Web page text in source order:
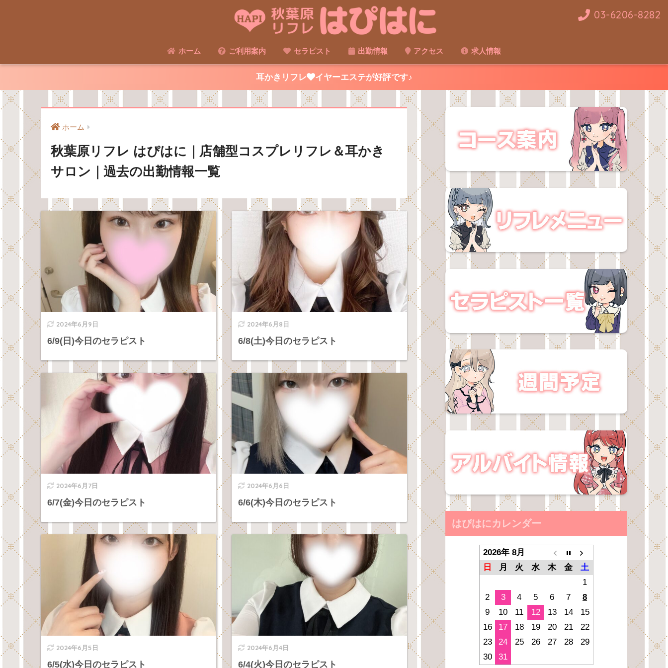
ホーム ご利用案内 セラピスト 出勤情報 アクセス 求人情報
03-6206-8282
耳かきリフレ イヤーエステが好評です♪
ホーム
秋葉原リフレ はぴはに｜店舗型コスプレリフレ＆耳かき
サロン｜過去の出勤情報一覧
2024年6月9日
6/9(日)今日のセラピスト
2024年6月8日
6/8(土)今日のセラピスト
2024年6月7日
6/7(金)今日のセラピスト
2024年6月6日
6/6(木)今日のセラピスト
2024年6月5日
6/5(水)今日のセラピスト
2024年6月4日
6/4(火)今日のセラピスト
はぴはにカレンダー
2026年 8月
日
月 火 水 木 金
土
1
2
3 4 5 6 7
8
9
10 11 12 13 14
15
16
17 18 19 20 21
22
23
24 25 26 27 28
29
30
31